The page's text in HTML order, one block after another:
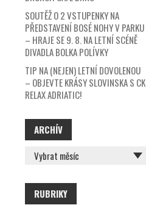
SOUTĚŽ O 2 VSTUPENKY NA
PŘEDSTAVENÍ BOSÉ NOHY V PARKU
– HRAJE SE 9. 8. NA LETNÍ SCÉNĚ
DIVADLA BOLKA POLÍVKY
TIP NA (NEJEN) LETNÍ DOVOLENOU
– OBJEVTE KRÁSY SLOVINSKA S CK
RELAX ADRIATIC!
ARCHÍV
ARCHÍV
RUBRIKY